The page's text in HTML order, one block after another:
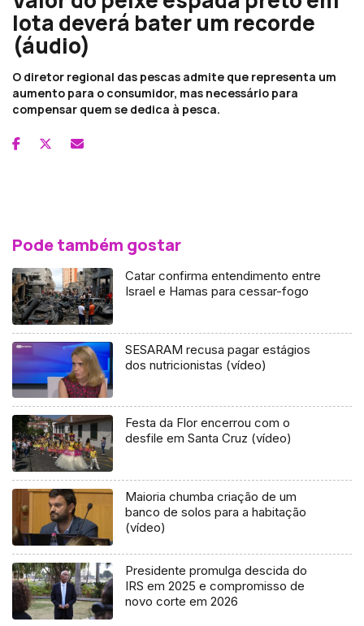
lota deverá bater um recorde
(áudio)
O diretor regional das pescas admite que representa um
aumento para o consumidor, mas necessário para
compensar quem se dedica à pesca.
Pode também gostar
Catar confirma entendimento entre
Israel e Hamas para cessar-fogo
SESARAM recusa pagar estágios
dos nutricionistas (vídeo)
Festa da Flor encerrou com o
desfile em Santa Cruz (vídeo)
Maioria chumba criação de um
banco de solos para a habitação
(vídeo)
Presidente promulga descida do
IRS em 2025 e compromisso de
novo corte em 2026